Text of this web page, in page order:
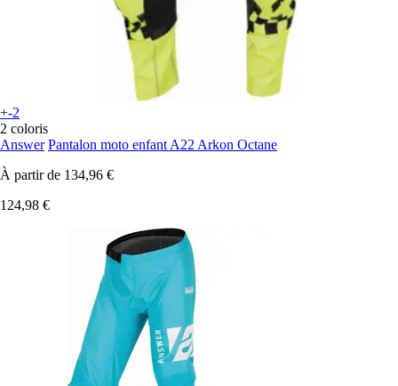
+-2
2 coloris
Answer Pantalon moto enfant A22 Arkon Octane
À partir de 134,96 €
124,98 €